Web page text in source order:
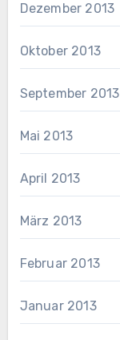
Dezember 2013
Oktober 2013
September 2013
Mai 2013
April 2013
März 2013
Februar 2013
Januar 2013